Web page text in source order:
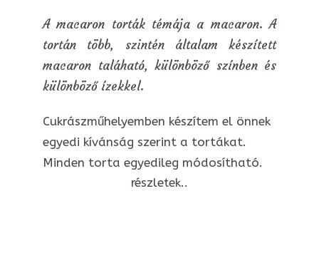
A macaron torták témája a macaron. A
tortán több, szintén általam készített
macaron taláható, különböző színben és
különböző ízekkel.
Cukrászműhelyemben készítem el önnek
egyedi kívánság szerint a tortákat.
Minden torta egyedileg módosítható.
részletek..